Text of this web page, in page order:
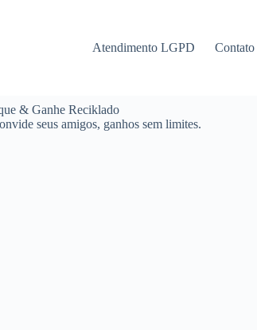
Atendimento LGPD Contato
& Ganhe Reciklado
seus amigos, ganhos sem limites.